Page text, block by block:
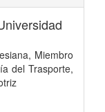
Miembro
del Trasporte,